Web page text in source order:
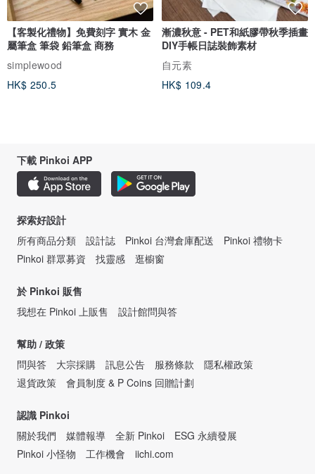
【客製化禮物】免費刻字 實木 金
屬筆盒 筆袋 鉛筆盒 商務
simplewood
HK$ 250.5
漸濃秋意 - PET和紙膠帶秋季插畫
DIY手帳日誌裝飾素材
自元素
HK$ 109.4
下載 Pinkoi APP
探索好設計
所有商品分類
設計誌 Pinkoi 台灣倉庫配送
Pinkoi 禮物卡
Pinkoi 群眾募資
找靈感 逛櫥窗
於 Pinkoi 販售
我想在 Pinkoi 上販售
設計館問與答
幫助 / 政策
問與答
大宗採購 訊息公告 服務條款
隱私權政策
退貨政策
會員制度 & P Coins 回贈計劃
認識 Pinkoi
關於我們
媒體報導 全新 Pinkoi
ESG 永續發展
Pinkoi 小怪物
工作機會 iichi.com